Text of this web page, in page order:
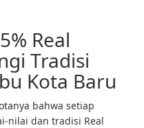
Real
Tradisi
Kota Baru
bahwa setiap
nilai dan tradisi Real